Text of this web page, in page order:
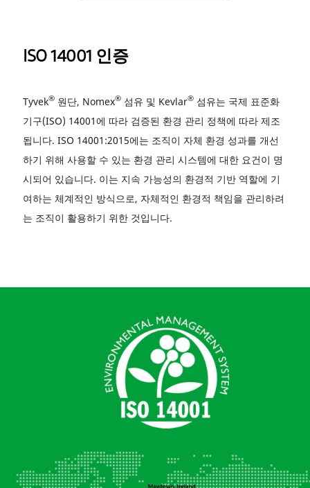
ISO 14001 인증
Tyvek® 원단, Nomex® 섬유 및 Kevlar® 섬유는 국제 표준화
기구(ISO) 14001에 따라 검증된 환경 관리 정책에 따라 제조
됩니다. ISO 14001:2015에는 조직이 자체 환경 성과를 개선
하기 위해 사용할 수 있는 환경 관리 시스템에 대한 요건이 명
시되어 있습니다. 이는 지속 가능성의 환경적 기반 역할에 기
여하는 체계적인 방식으로, 자체적인 환경적 책임을 관리하려
는 조직이 활용하기 위한 것입니다.